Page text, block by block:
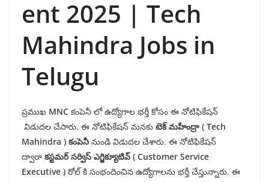
ent 2025 | Tech
Mahindra Jobs in
Telugu
ప్రముఖ MNC కంపెనీ లో ఉద్యోగాల భర్తీ కోసం ఈ నోటిఫికేషన్
విడుదల చేసారు. ఈ నోటిఫికేషన్ మనకు టెక్ మహీంద్రా ( Tech
Mahindra ) కంపెనీ నుండి విడుదల చేశారు. ఈ నోటిఫికేషన్
ద్వారా కస్టమర్ సర్విస్ ఎగ్జిక్యూటివ్ ( Customer Service
Executive ) రోల్ కి సంభందించిన ఉద్యోగాలను భర్తీ చేస్తున్నారు. ఈ